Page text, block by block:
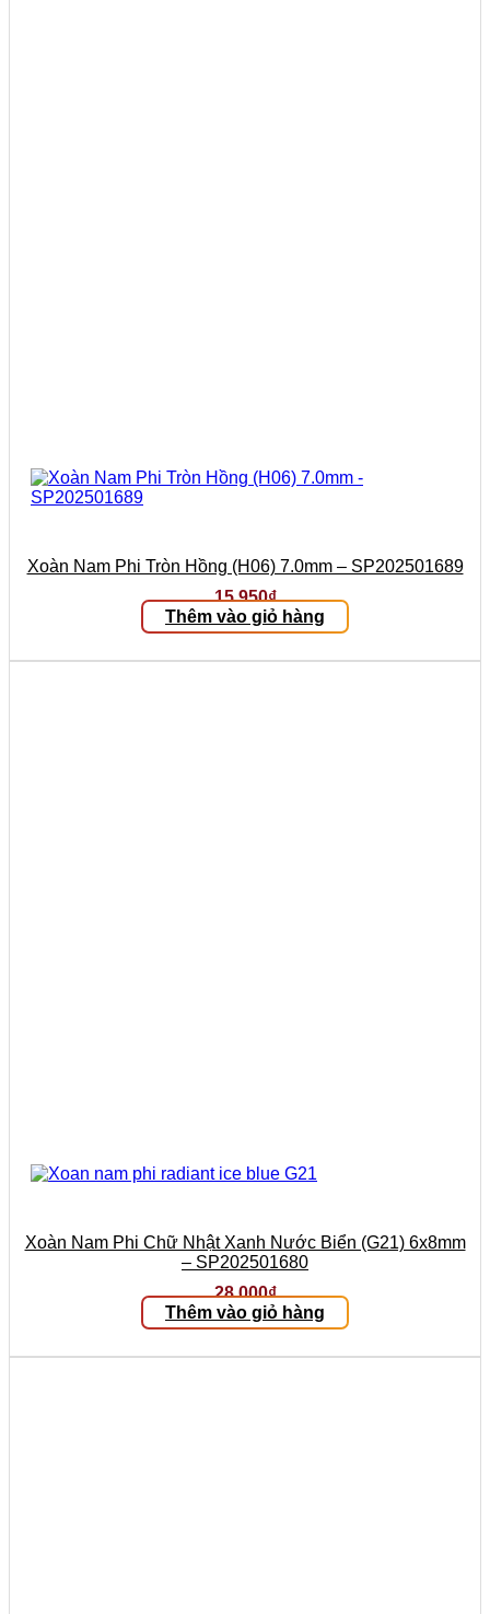
Xoàn Nam Phi Tròn Hồng (H06) 7.0mm – SP202501689
15.950₫
Thêm vào giỏ hàng
Xoàn Nam Phi Chữ Nhật Xanh Nước Biển (G21) 6x8mm
– SP202501680
28.000₫
Thêm vào giỏ hàng